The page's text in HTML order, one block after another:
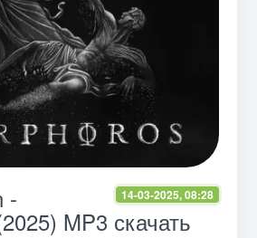
14-03-2025, 08:28
-
MP3 скачать